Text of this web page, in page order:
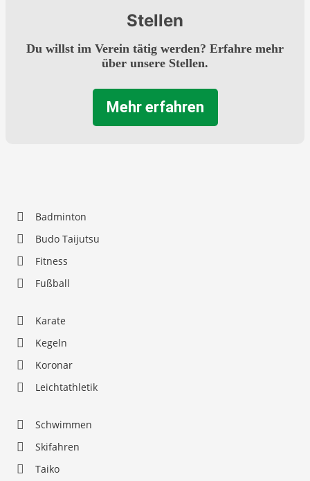
Stellen
Du willst im Verein tätig werden? Erfahre mehr
über unsere Stellen.
Mehr erfahren
Badminton
Budo Taijutsu
Fitness
Fußball
Karate
Kegeln
Koronar
Leichtathletik
Schwimmen
Skifahren
Taiko